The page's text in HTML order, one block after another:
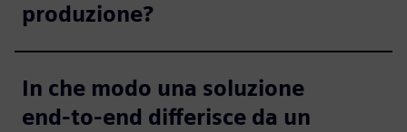
produzione?
In che modo una soluzione
end-to-end differisce da un